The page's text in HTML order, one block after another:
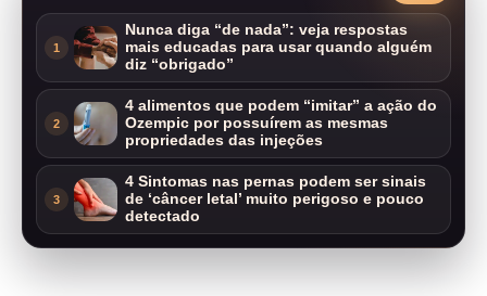
1
Nunca diga “de nada”: veja respostas
mais educadas para usar quando alguém
diz “obrigado”
2
4 alimentos que podem “imitar” a ação do
Ozempic por possuírem as mesmas
propriedades das injeções
3
4 Sintomas nas pernas podem ser sinais
de ‘câncer letal’ muito perigoso e pouco
detectado